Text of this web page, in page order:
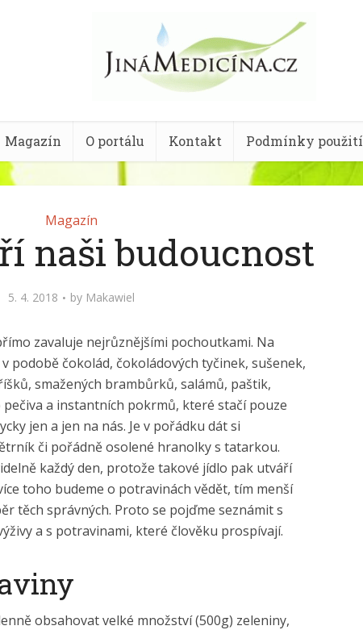
Magazín O portálu Kontakt Podmínky použití
Magazín
naši budoucnost
5. 4. 2018 by Makawiel
zavaluje nejrůznějšími pochoutkami. Na
podobě čokolád, čokoládových tyčinek, sušenek,
smažených brambůrků, salámů, paštik,
a instantních pokrmů, které stačí pouze
jen a jen na nás. Je v pořádku dát si
či pořádně osolené hranolky s tatarkou.
každý den, protože takové jídlo pak utváří
toho budeme o potravinách vědět, tím menší
těch správných. Proto se pojďme seznámit s
a s potravinami, které člověku prospívají.
obsahovat velké množství (500g) zeleniny,